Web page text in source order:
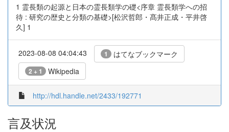
1 霊長類の起源と日本の霊長類学の礎<序章 霊長類学への招
待 : 研究の歴史と分類の基礎>[松沢哲郎・髙井正成・平井啓
久] 1
2023-08-08 04:04:43 1 はてなブックマーク
2 + 1 Wikipedia
http://hdl.handle.net/2433/192771
言及状況